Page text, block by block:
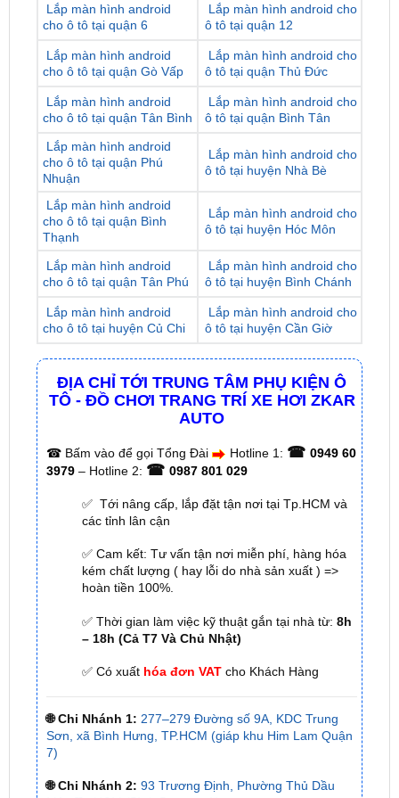
Lắp màn hình android
cho ô tô tại quận Gò Vấp
Lắp màn hình android cho
ô tô tại quận Thủ Đức
Lắp màn hình android
cho ô tô tại quận Tân Bình
Lắp màn hình android cho
ô tô tại quận Bình Tân
Lắp màn hình android
cho ô tô tại quận Phú
Lắp màn hình android cho
ô tô tại huyện Nhà Bè
Lắp màn hình android
cho ô tô tại quận Bình
Lắp màn hình android cho
Lắp màn hình android
cho ô tô tại quận Tân Phú
Lắp màn hình android cho
ô tô tại huyện Bình Chánh
Lắp màn hình android
cho ô tô tại huyện Củ Chi
Lắp màn hình android cho
ô tô tại huyện Cần Giờ
ĐỊA CHỈ TỚI TRUNG TÂM PHỤ KIỆN Ô
☎Bấm vào để gọi Tổng Đài Hotline 1:☎ 0949 60
0987 801 029
✅ Tới nâng cấp, lắp đặt tận nơi tại Tp.HCM và
các tỉnh lân cận
✅ Cam kết: Tư vấn tận nơi miễn phí, hàng hóa
kém chất lượng ( hay lỗi do nhà sản xuất ) =>
✅ Thời gian làm việc kỹ thuật gắn tại nhà từ:8h
– 18h (Cả T7 Và Chủ Nhật)
✅ Có xuấthóa đơn VATcho Khách Hàng
🌐 Chi Nhánh 1: 277–279 Đường số 9A, KDC Trung
🌐 Chi Nhánh 2: 93 Trương Định, Phường Thủ Dầu
Một, Tp.HCM (Bình Dương cũ)
🌐 Chi Nhánh 3: Huỳnh Tấn Phát, Quận 7, Tp.HCM